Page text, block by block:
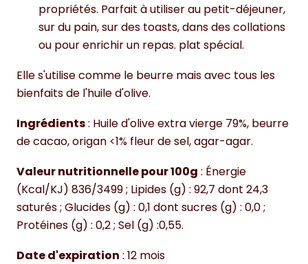
propriétés. Parfait à utiliser au petit-déjeuner,
sur du pain, sur des toasts, dans des collations
ou pour enrichir un repas. plat spécial.
Elle s'utilise comme le beurre mais avec tous les
bienfaits de l'huile d'olive.
Ingrédients: Huile d'olive extra vierge 79%, beurre
de cacao, origan <1% fleur de sel, agar-agar.
Valeur nutritionnelle pour 100g : Énergie
(Kcal/KJ) 836/3499 ; Lipides (g) : 92,7 dont 24,3
saturés ; Glucides (g) : 0,1 dont sucres (g) : 0,0 ;
Protéines (g) : 0,2 ; Sel (g) :0,55.
Date d'expiration : 12 mois